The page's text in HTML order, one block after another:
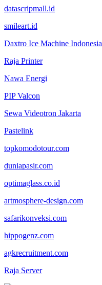
datascripmall.id
smileart.id
Daxtro Ice Machine Indonesia
Raja Printer
Nawa Energi
PIP Valcon
Sewa Videotron Jakarta
Pastelink
topkomodotour.com
duniapasir.com
optimaglass.co.id
artmosphere-design.com
safarikonveksi.com
hippogenz.com
agkrecruitment.com
Raja Server